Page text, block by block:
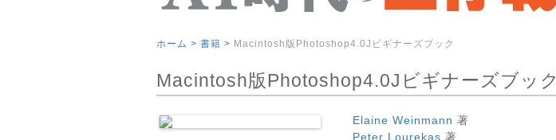
ホーム > 書籍 > Macintosh版Photoshop4.0Jビギナーズブック
Macintosh版Photoshop4.0Jビギナーズブック
Elaine Weinmann 著
Peter Lourekas 著